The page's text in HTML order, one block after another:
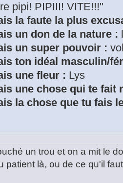
pipi! PIPIII! VITE!!!"
la faute la plus
un don de la nature :
un super pouvoir :
ton idéal masculin/
une fleur : Lys
une chose qui te fait
la chose que tu fais
un trou et on a mit le
patient là, ou de ce qu'il